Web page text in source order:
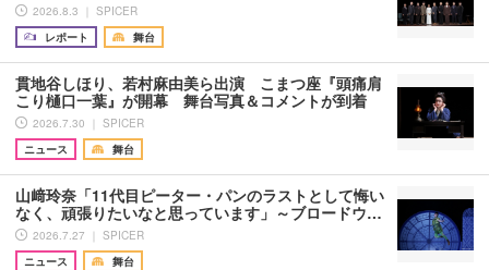
2026.8.3 ｜ SPICER
レポート
舞台
貫地谷しほり、若村麻由美ら出演 こまつ座『頭痛肩
こり樋口一葉』が開幕 舞台写真＆コメントが到着
2026.7.30 ｜ SPICER
ニュース
舞台
山﨑玲奈「11代目ピーター・パンのラストとして悔い
なく、頑張りたいなと思っています」～ブロードウ…
2026.7.27 ｜ SPICER
ニュース
舞台